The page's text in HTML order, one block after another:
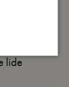
lide